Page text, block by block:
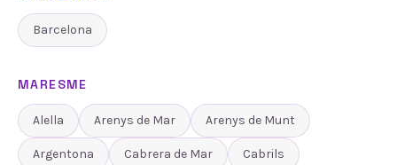
Barcelona
MARESME
Alella Arenys de Mar Arenys de Munt
Argentona Cabrera de Mar Cabrils